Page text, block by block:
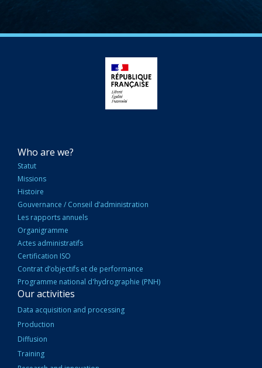
NAVIGATION
PRINCIPALE
Who are we?
Statut
Missions
Histoire
Gouvernance / Conseil d’administration
Les rapports annuels
Organigramme
Actes administratifs
Certification ISO
Contrat d’objectifs et de performance
Programme national d'hydrographie (PNH)
Our activities
Data acquisition and processing
Production
Diffusion
Training